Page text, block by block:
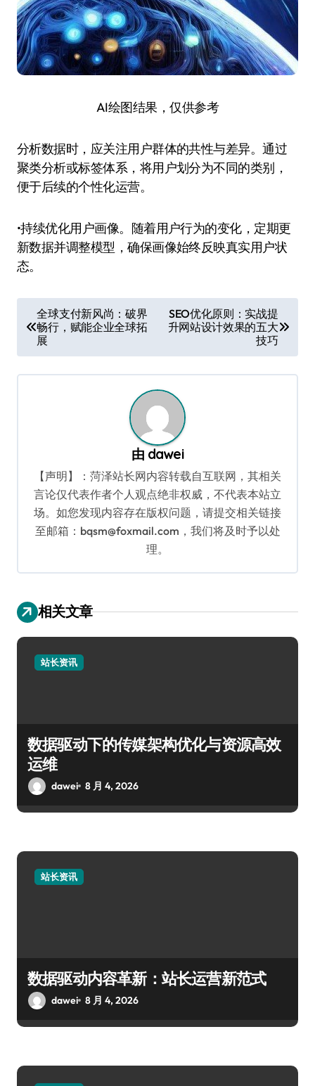
AI绘图结果，仅供参考
分析数据时，应关注用户群体的共性与差异。通过
聚类分析或标签体系，将用户划分为不同的类别，
便于后续的个性化运营。
•持续优化用户画像。随着用户行为的变化，定期更
新数据并调整模型，确保画像始终反映真实用户状
态。
章
导
航
全球支付新风尚：破界
畅行，赋能企业全球拓
展
SEO优化原则：实战提
升网站设计效果的五大
技巧
由 dawei
【声明】：菏泽站长网内容转载自互联网，其相关
言论仅代表作者个人观点绝非权威，不代表本站立
场。如您发现内容存在版权问题，请提交相关链接
至邮箱：bqsm@foxmail.com，我们将及时予以处
理。
相关文章
站长资讯
数据驱动下的传媒架构优化与资源高效
运维
dawei 8 月 4, 2026
站长资讯
数据驱动内容革新：站长运营新范式
dawei 8 月 4, 2026